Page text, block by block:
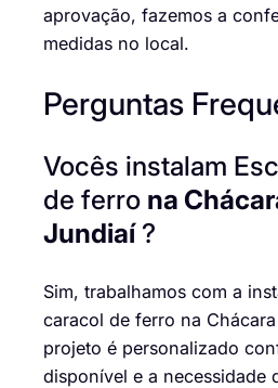
aprovação, fazemos a
medidas no local.
Perguntas
Vocês instalam
de ferro na
Jundiaí?
Sim, trabalhamos com a
caracol de ferro na
projeto é personalizado
disponível e a necessidade